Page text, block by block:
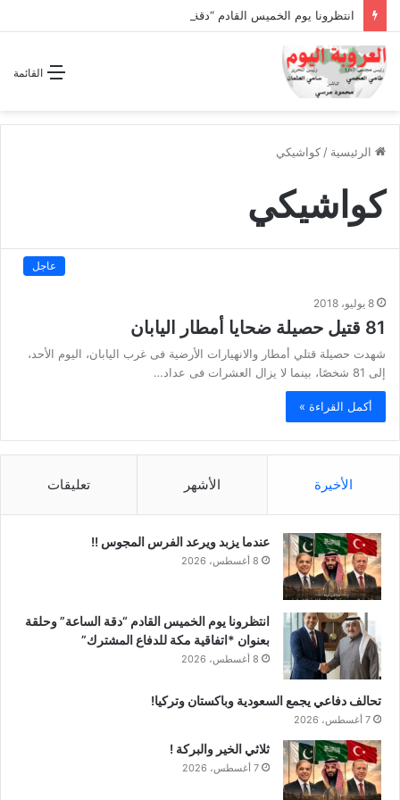
القائمة
الرئيسية / كواشيكي
كواشيكي
عاجل
8 يوليو، 2018
81 قتيل حصيلة ضحايا أمطار اليابان
شهدت حصيلة قتلي أمطار والانهيارات الأرضية فى غرب اليابان، اليوم الأحد،
إلى 81 شخصًا، بينما لا يزال العشرات فى عداد…
أكمل القراءة »
الأخيرة الأشهر تعليقات
عندما يزبد ويرعد الفرس المجوس !!
8 أغسطس، 2026
انتظرونا يوم الخميس القادم “دقة الساعة” وحلقة
بعنوان *اتفاقية مكة للدفاع المشترك”
8 أغسطس، 2026
تحالف دفاعي يجمع السعودية وباكستان وتركيا!
7 أغسطس، 2026
ثلاثي الخير والبركة !
7 أغسطس، 2026